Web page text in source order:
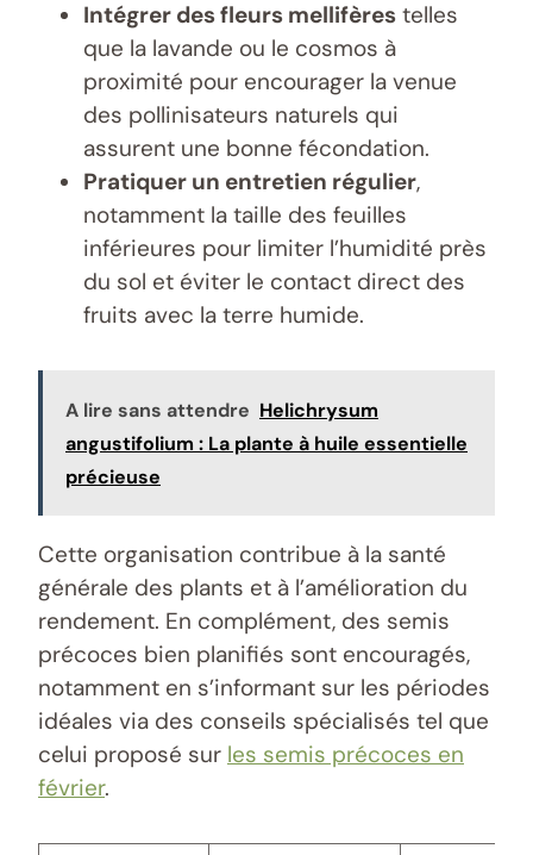
Intégrer des fleurs mellifères telles
que la lavande ou le cosmos à
proximité pour encourager la venue
des pollinisateurs naturels qui
assurent une bonne fécondation.
Pratiquer un entretien régulier,
notamment la taille des feuilles
inférieures pour limiter l’humidité près
du sol et éviter le contact direct des
fruits avec la terre humide.
A lire sans attendre Helichrysum
angustifolium : La plante à huile essentielle
précieuse
Cette organisation contribue à la santé
générale des plants et à l’amélioration du
rendement. En complément, des semis
précoces bien planifiés sont encouragés,
notamment en s’informant sur les périodes
idéales via des conseils spécialisés tel que
celui proposé sur les semis précoces en
février.